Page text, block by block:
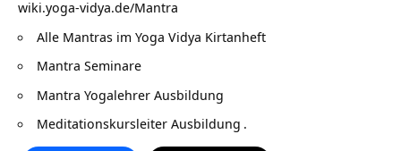
wiki.yoga-vidya.de/Mantra
Alle Mantras im Yoga Vidya Kirtanheft
Mantra Seminare
Mantra Yogalehrer Ausbildung
Meditationskursleiter Ausbildung .